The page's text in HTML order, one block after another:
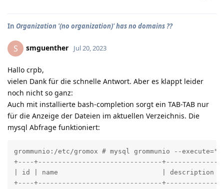
In Organization '(no organization)' has no domains ??
S smguenther Jul 20, 2023
Hallo crpb,
vielen Dank für die schnelle Antwort. Aber es klappt leider
noch nicht so ganz:
Auch mit installierte bash-completion sorgt ein TAB-TAB nur
für die Anzeige der Dateien im aktuellen Verzeichnis. Die
mysql Abfrage funktioniert:
grommunio:/etc/gromox # mysql grommunio --
+----+-------------------------------+-------------+
| id | name                          | description |
+----+-------------------------------+-------------+